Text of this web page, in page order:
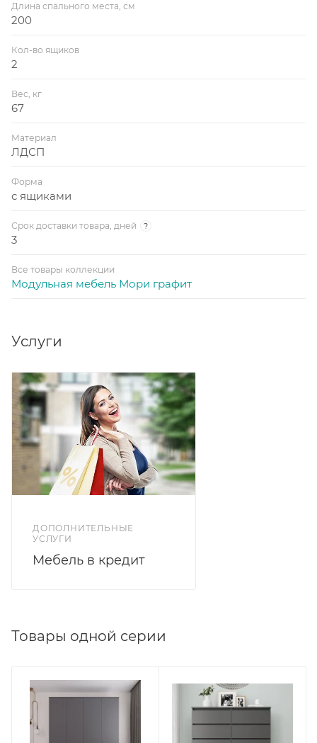
Длина спального места, см
200
Кол-во ящиков
2
Вес, кг
67
Материал
ЛДСП
Форма
с ящиками
Срок доставки товара, дней ?
3
Все товары коллекции
Модульная мебель Мори графит
Услуги
ДОПОЛНИТЕЛЬНЫЕ
УСЛУГИ
Мебель в кредит
Товары одной серии